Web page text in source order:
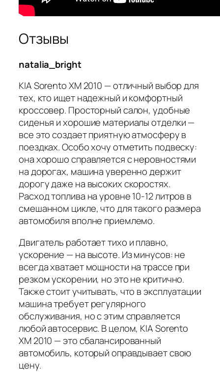
Отзывы
natalia_bright
KIA Sorento XM 2010 — отличный выбор для
тех, кто ищет надежный и комфортный
кроссовер. Просторный салон, удобные
сиденья и хорошие материалы отделки —
все это создает приятную атмосферу в
поездках. Особо хочу отметить подвеску:
она хорошо справляется с неровностями
на дорогах, машина уверенно держит
дорогу даже на высоких скоростях.
Расход топлива на уровне 10-12 литров в
смешанном цикле, что для такого размера
автомобиля вполне приемлемо.
Двигатель работает тихо и плавно,
ускорение — на высоте. Из минусов: не
всегда хватает мощности на трассе при
резком ускорении, но это не критично.
Также стоит учитывать, что в эксплуатации
машина требует регулярного
обслуживания, но с этим справляется
любой автосервис. В целом, KIA Sorento
XM 2010 — это сбалансированный
автомобиль, который оправдывает свою
цену.